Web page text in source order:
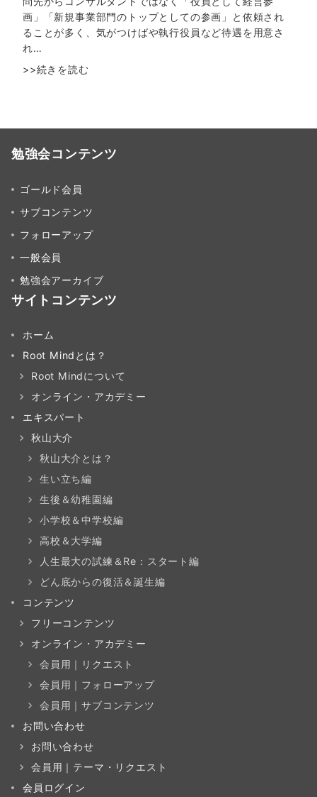
画」「新規事業部門のトップとしての参画」と依頼され
ることが多く、気がつけばや執行役員など待遇を用意さ
れ…
>>続きを読む
勉強会コンテンツ
ゴールド会員
サブコンテンツ
フォローアップ
一般会員
勉強会アーカイブ
サイトコンテンツ
ホーム
Root Mindとは？
Root Mindについて
オンライン・アカデミー
エキスパート
秋山大介
秋山大介とは？
生い立ち編
生後＆幼稚園編
小学校＆中学校編
高校＆大学編
人生最大の試練＆Re：スタート編
どん底からの復活＆誕生編
コンテンツ
フリーコンテンツ
オンライン・アカデミー
会員用｜リクエスト
会員用｜フォローアップ
会員用｜サブコンテンツ
お問い合わせ
お問い合わせ
会員用｜テーマ・リクエスト
会員ログイン